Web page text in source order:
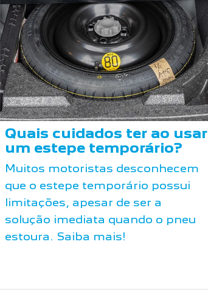
Quais cuidados ter ao usar
um estepe temporário?
Muitos motoristas desconhecem
que o estepe temporário possui
limitações, apesar de ser a
solução imediata quando o pneu
estoura. Saiba mais!